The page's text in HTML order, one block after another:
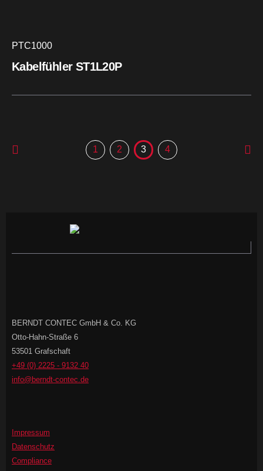
PTC1000
Kabelfühler ST1L20P
1 2 3 4
BERNDT CONTEC GmbH & Co. KG
Otto-Hahn-Straße 6
53501 Grafschaft
+49 (0) 2225 - 9132 40
info@berndt-contec.de
Impressum
Datenschutz
Compliance